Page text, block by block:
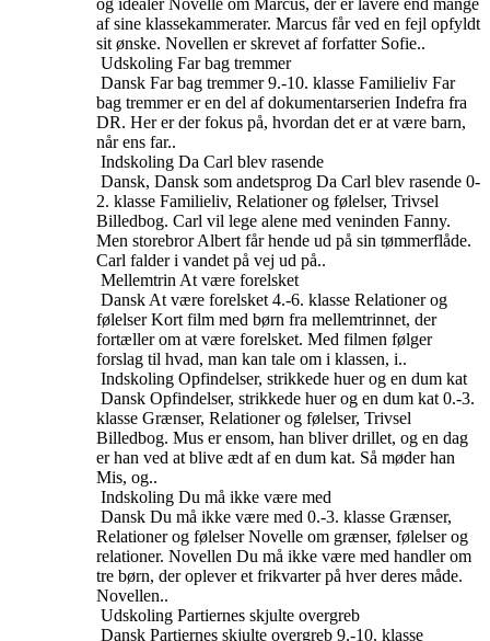
og idealer Novelle om Marcus, der er lavere end mange
af sine klassekammerater. Marcus får ved en fejl opfyldt
sit ønske. Novellen er skrevet af forfatter Sofie..
Udskoling Far bag tremmer
Dansk Far bag tremmer 9.-10. klasse Familieliv Far
bag tremmer er en del af dokumentarserien Indefra fra
DR. Her er der fokus på, hvordan det er at være barn,
når ens far..
Indskoling Da Carl blev rasende
Dansk, Dansk som andetsprog Da Carl blev rasende 0-
2. klasse Familieliv, Relationer og følelser, Trivsel
Billedbog. Carl vil lege alene med veninden Fanny.
Men storebror Albert får hende ud på sin tømmerflåde.
Carl falder i vandet på vej ud på..
Mellemtrin At være forelsket
Dansk At være forelsket 4.-6. klasse Relationer og
følelser Kort film med børn fra mellemtrinnet, der
fortæller om at være forelsket. Med filmen følger
forslag til hvad, man kan tale om i klassen, i..
Indskoling Opfindelser, strikkede huer og en dum kat
Dansk Opfindelser, strikkede huer og en dum kat 0.-3.
klasse Grænser, Relationer og følelser, Trivsel
Billedbog. Mus er ensom, han bliver drillet, og en dag
er han ved at blive ædt af en dum kat. Så møder han
Mis, og..
Indskoling Du må ikke være med
Dansk Du må ikke være med 0.-3. klasse Grænser,
Relationer og følelser Novelle om grænser, følelser og
relationer. Novellen Du må ikke være med handler om
tre børn, der oplever et frikvarter på hver deres måde.
Novellen..
Udskoling Partiernes skjulte overgreb
Dansk Partiernes skjulte overgreb 9.-10. klasse